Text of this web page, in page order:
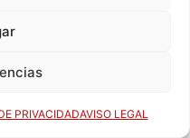
PRIVACIDADAVISO LEGAL